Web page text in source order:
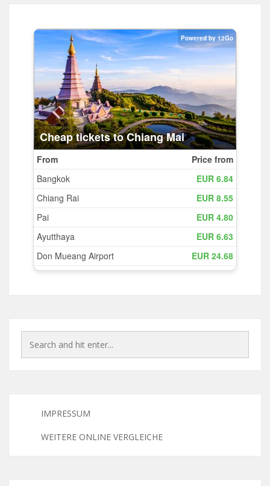
IMPRESSUM
WEITERE ONLINE VERGLEICHE